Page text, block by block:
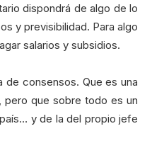
dispondrá de algo de lo
y previsibilidad. Para algo
salarios y subsidios.
de consensos. Que es una
pero que sobre todo es un
y de la del propio jefe